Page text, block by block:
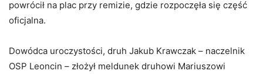
powrócił na plac przy remizie, gdzie rozpoczęła się część
oficjalna.
Dowódca uroczystości, druh Jakub Krawczak – naczelnik
OSP Leoncin – złożył meldunek druhowi Mariuszowi